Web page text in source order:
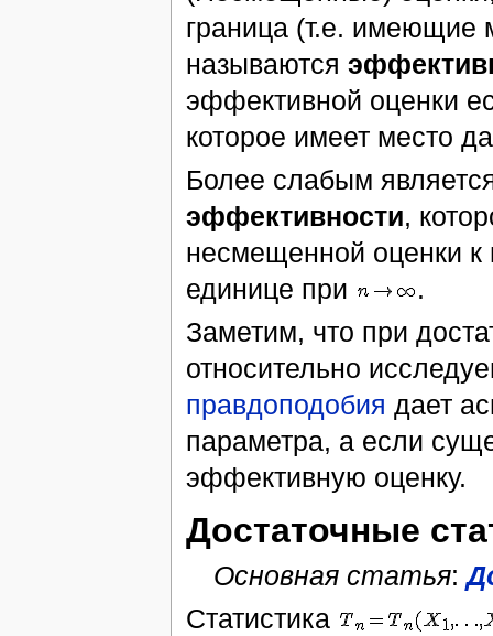
граница (т.е.
называются
эффективной оценки
которое имеет место
Более слабым
эффективности,
несмещенной оценки к
единице при
.
Заметим, что при
относительно
правдоподобия дает
параметра, а если
эффективную оценку.
Достаточные
Основная статья:
Статистика